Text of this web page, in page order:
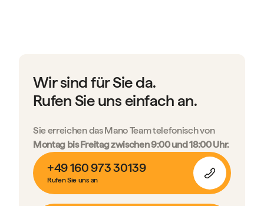
Wir sind für Sie da.
Rufen Sie uns einfach an.
Sie erreichen das Mano Team telefonisch von
Montag bis Freitag zwischen 9:00 und 18:00 Uhr.
+49 160 973 30139
Rufen Sie uns an